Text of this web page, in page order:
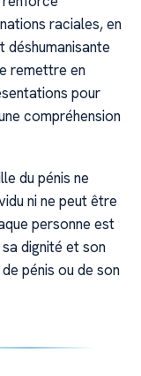
raciales, en
remettre en
pour
compréhension
du pénis ne
ni ne peut être
personne est
dignité et son
pénis ou de son